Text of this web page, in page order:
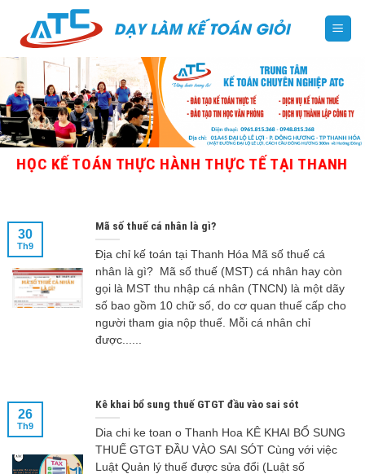
content
KẾ TOÁN THỰC HÀNH THỰC TẾ TẠI THANH
Mã số thuế cá nhân là gì?
Địa chỉ kế toán tại Thanh Hóa Mã số thuế cá
nhân là gì? Mã số thuế (MST) cá nhân hay còn
gọi là MST thu nhập cá nhân (TNCN) là một dãy
số bao gồm 10 chữ số, do cơ quan thuế cấp cho
người tham gia nộp thuế. Mỗi cá nhân chỉ
được......
30
Th9
Kê khai bổ sung thuế GTGT đầu vào sai sót
Dia chi ke toan o Thanh Hoa KÊ KHAI BỔ SUNG
THUẾ GTGT ĐẦU VÀO SAI SÓT Cùng với việc
Luật Quản lý thuế được sửa đổi (Luật số
26
Th9